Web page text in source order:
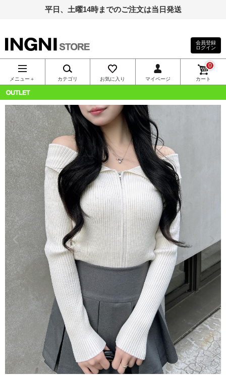
平日、土曜14時までのご注文は当日発送
INGNI（イン
グ）公式通
販｜INGNI
STORE
会員登録
ログイン
メニュー＋ カテゴリ お気に入り マイページ カート
0
OUTLET